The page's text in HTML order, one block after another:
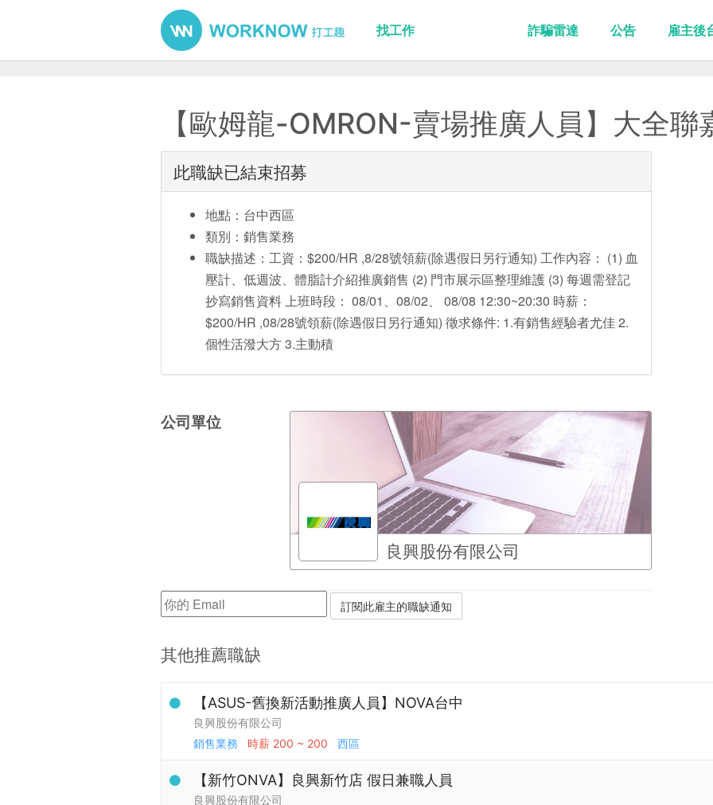
找工作 詐騙雷達 公告 雇主後
【歐姆龍-OMRON-賣場推廣人員】大全聯
此職缺已結束招募
地點：台中西區
類別：銷售業務
職缺描述：工資：$200/HR ,8/28號領薪(除遇假日另行通知) 工作內容： (1) 血
壓計、低週波、體脂計介紹推廣銷售 (2) 門市展示區整理維護 (3) 每週需登記
抄寫銷售資料 上班時段： 08/01、08/02、 08/08 12:30~20:30 時薪：
$200/HR ,08/28號領薪(除遇假日另行通知) 徵求條件: 1.有銷售經驗者尤佳 2.
個性活潑大方 3.主動積
公司單位
良興股份有限公司
其他推薦職缺
【ASUS-舊換新活動推廣人員】NOVA台中
良興股份有限公司
銷售業務
時薪 200 ~ 200 西區
【新竹ONVA】良興新竹店 假日兼職人員
良興股份有限公司